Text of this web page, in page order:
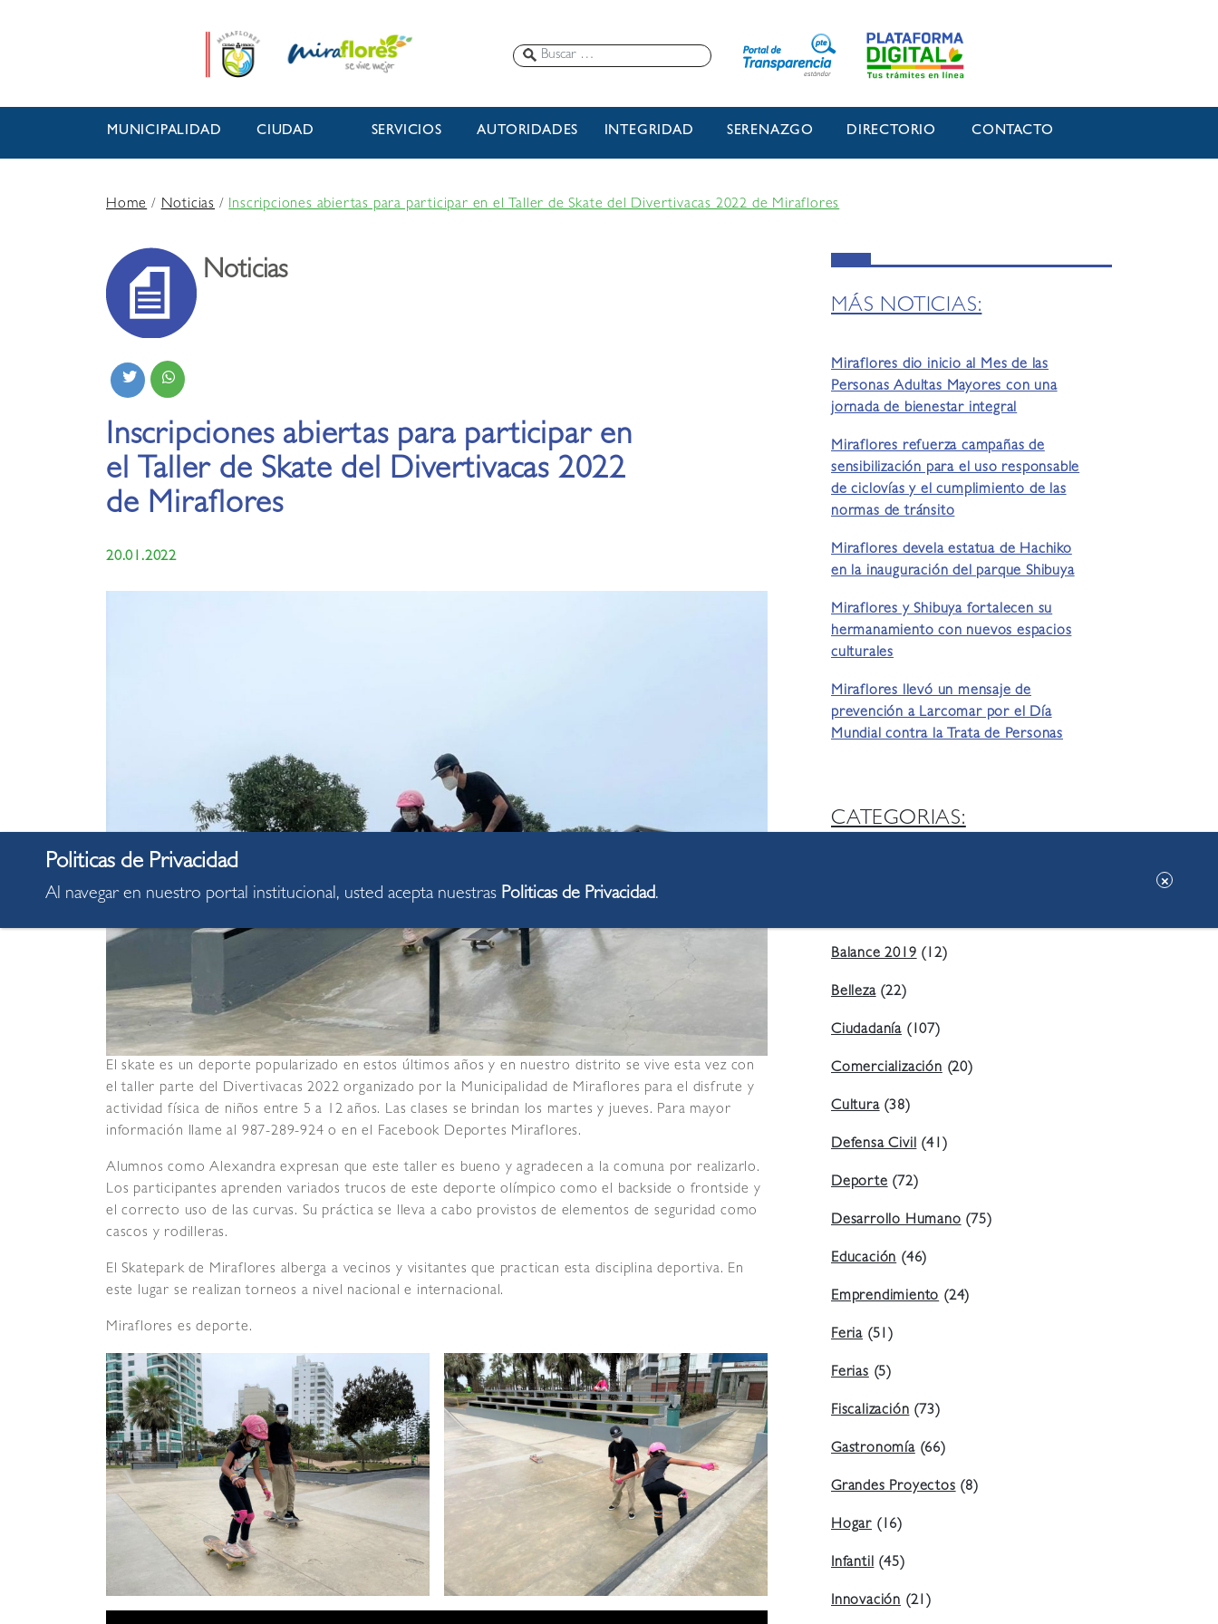
MUNICIPALIDAD CIUDAD SERVICIOS AUTORIDADES INTEGRIDAD SERENAZGO DIRECTORIO CONTACTO
Home/Noticias /Inscripciones abiertas para participar en el Taller de Skate del Divertivacas 2022 de Miraflores
Noticias
Inscripciones abiertas para participar en
el Taller de Skate del Divertivacas 2022
de Miraflores
20.01.2022
El skate es un deporte popularizado en estos últimos años y en nuestro distrito se vive esta vez con
el taller parte del Divertivacas 2022 organizado por la Municipalidad de Miraflores para el disfrute y
actividad física de niños entre 5 a 12 años. Las clases se brindan los martes y jueves. Para mayor
información llame al 987-289-924 o en el Facebook Deportes Miraflores.
Alumnos como Alexandra expresan que este taller es bueno y agradecen a la comuna por realizarlo.
Los participantes aprenden variados trucos de este deporte olímpico como el backside o frontside y
el correcto uso de las curvas. Su práctica se lleva a cabo provistos de elementos de seguridad como
cascos y rodilleras.
El Skatepark de Miraflores alberga a vecinos y visitantes que practican esta disciplina deportiva. En
este lugar se realizan torneos a nivel nacional e internacional.
Miraflores es deporte.
MÁS NOTICIAS:
Miraflores dio inicio al Mes de las
Personas Adultas Mayores con una
jornada de bienestar integral
Miraflores refuerza campañas de
sensibilización para el uso responsable
de ciclovías y el cumplimiento de las
normas de tránsito
Miraflores devela estatua de Hachiko
en la inauguración del parque Shibuya
Miraflores y Shibuya fortalecen su
hermanamiento con nuevos espacios
culturales
Miraflores llevó un mensaje de
prevención a Larcomar por el Día
Mundial contra la Trata de Personas
CATEGORIAS:
Balance 2019(12)
Belleza(22)
Ciudadanía (107)
Comercialización(20)
Cultura(38)
Defensa Civil(41)
Deporte(72)
Desarrollo Humano(75)
Educación(46)
Emprendimiento(24)
Feria (51)
Ferias(5)
Fiscalización(73)
Gastronomía(66)
Grandes Proyectos(8)
Hogar (16)
Infantil(45)
Innovación (21)
Al navegar en nuestro portal institucional, usted acepta nuestras Politicas de Privacidad.